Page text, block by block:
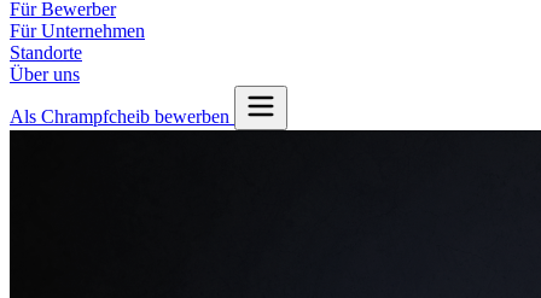
Für Bewerber
Für Unternehmen
Standorte
Über uns
Als Chrampfcheib bewerben